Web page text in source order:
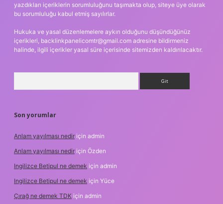
yazdıkları içeriklerin sorumluluğunu taşımakta olup, siteye üye olarak
bu sorumluluğu kabul etmiş sayılırlar.
Hukuka ve yasal düzenlemelere aykırı olduğunu düşündüğünüz
içerikleri, backlinkpanelicomtr@gmail.com adresine bildirmeniz
halinde, ilgili içerikler yasal süre içerisinde sitemizden kaldırılacaktır.
Son yorumlar
Anlam yayılması nedir için admin
Anlam yayılması nedir için Özden
Ingilizce Betipul ne demek için admin
Ingilizce Betipul ne demek için Yüce
Çırağ ne demek TDK için admin